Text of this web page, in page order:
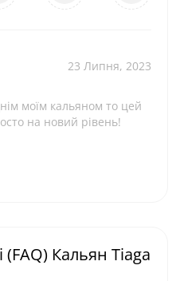
23 Липня, 2023
моїм кальяном то цей
на новий рівень!
(FAQ) Кальян Tiaga